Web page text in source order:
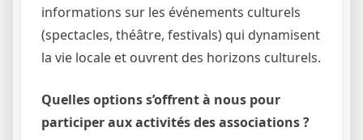
informations sur les événements culturels
(spectacles, théâtre, festivals) qui dynamisent
la vie locale et ouvrent des horizons culturels.
Quelles options s’offrent à nous pour
participer aux activités des associations ?